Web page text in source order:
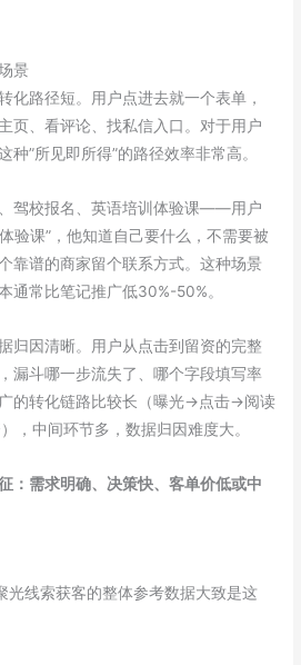
景
化路径短。用户点进去就一个表单，
页、看评论、找私信入口。对于用户
种”所见即所得”的路径效率非常高。
驾校报名、英语培训体验课——用户
验课”，他知道自己要什么，不需要被
靠谱的商家留个联系方式。这种场景
通常比笔记推广低30%-50%。
归因清晰。用户从点击到留资的完整
漏斗哪一步流失了、哪个字段填写率
的转化链路比较长（曝光→点击→阅读
中间环节多，数据归因难度大。
：需求明确、决策快、客单价低或中
光线索获客的整体参考数据大致是这